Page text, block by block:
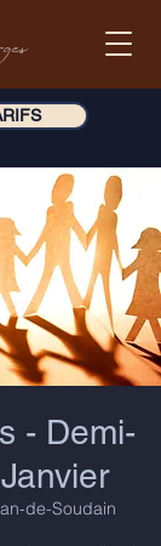
- Demi-
de-Soudain